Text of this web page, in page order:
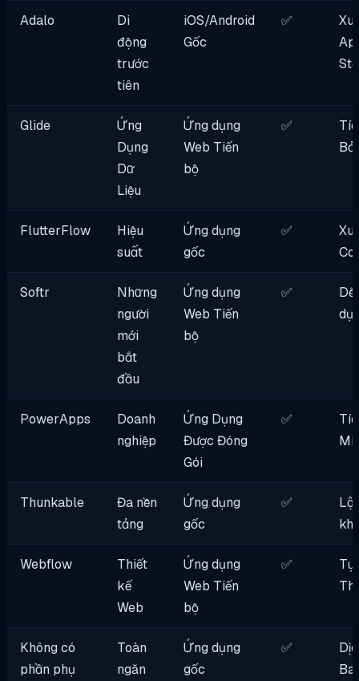
Adalo
Di
động
trước
tiên
iOS/Android
Gốc
✅
Glide
Ứng
Dụng
Dữ
Liệu
Ứng dụng
Web Tiến
bộ
✅
FlutterFlow
Hiệu
suất
Ứng dụng
gốc
✅
Softr
Những
người
mới
bắt
đầu
Ứng dụng
Web Tiến
bộ
✅
Dễ
PowerApps
Doanh
nghiệp
Ứng Dụng
Được Đóng
Gói
✅
Thunkable
Đa nền
tảng
Ứng dụng
gốc
✅
Webflow
Thiết
kế
Web
Ứng dụng
Web Tiến
bộ
✅
Tự
Không có
phần phụ
Toàn
ngăn
Ứng dụng
gốc
✅